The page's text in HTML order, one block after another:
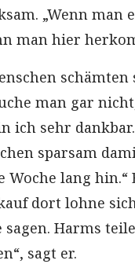
„Wenn man
man hier
man gar
ich sehr
sparsam
Woche lang
dort lohne
sagen. Harms
sagt er.